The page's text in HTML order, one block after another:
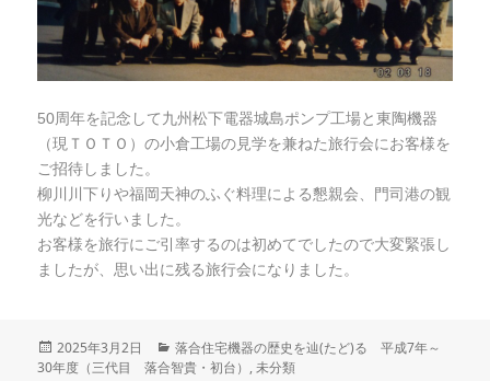
50周年を記念して九州松下電器城島ポンプ工場と東陶機器
（現ＴＯＴＯ）の小倉工場の見学を兼ねた旅行会にお客様を
ご招待しました。
柳川川下りや福岡天神のふぐ料理による懇親会、門司港の観
光などを行いました。
お客様を旅行にご引率するのは初めてでしたので大変緊張し
ましたが、思い出に残る旅行会になりました。
投
稿
2025年3月2日
カ
テ
落合住宅機器の歴史を辿(たど)る 平成7年～
30年度（三代目 落合智貴・初台） ,未分類